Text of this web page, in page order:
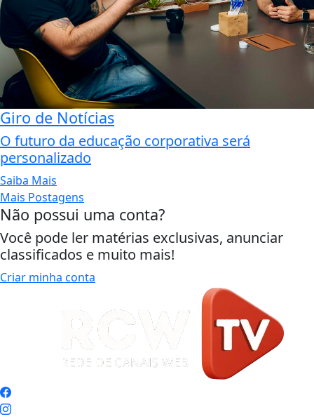
Giro de Notícias
O futuro da educação corporativa será
personalizado
Saiba Mais
Mais Postagens
Não possui uma conta?
Você pode ler matérias exclusivas, anunciar
classificados e muito mais!
Criar minha conta